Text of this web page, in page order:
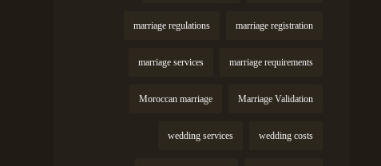
marriage registration
marriage regulations
marriage requirements
marriage services
Marriage Validation
Moroccan marriage
wedding costs
wedding services